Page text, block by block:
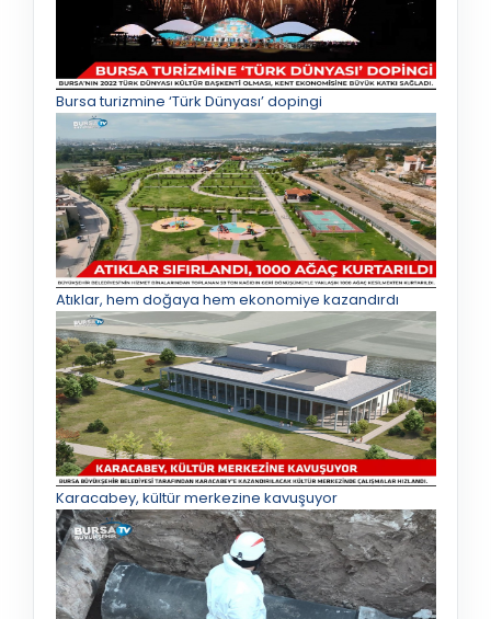
Bursa turizmine ‘Türk Dünyası’ dopingi
Atıklar, hem doğaya hem ekonomiye kazandırdı
Karacabey, kültür merkezine kavuşuyor